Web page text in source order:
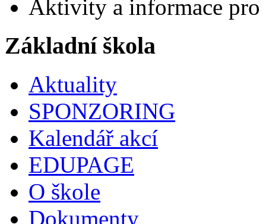
Aktivity a informace pro
Základní škola
Aktuality
SPONZORING
Kalendář akcí
EDUPAGE
O škole
Dokumenty